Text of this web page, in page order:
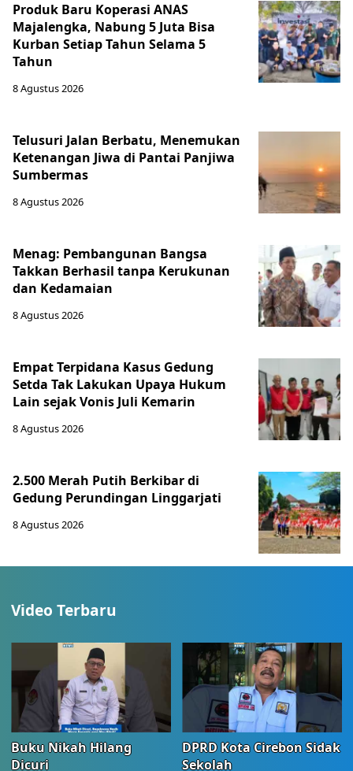
Produk Baru Koperasi ANAS
Majalengka, Nabung 5 Juta Bisa
Kurban Setiap Tahun Selama 5
Tahun
8 Agustus 2026
Telusuri Jalan Berbatu, Menemukan
Ketenangan Jiwa di Pantai Panjiwa
Sumbermas
8 Agustus 2026
Menag: Pembangunan Bangsa
Takkan Berhasil tanpa Kerukunan
dan Kedamaian
8 Agustus 2026
Empat Terpidana Kasus Gedung
Setda Tak Lakukan Upaya Hukum
Lain sejak Vonis Juli Kemarin
8 Agustus 2026
2.500 Merah Putih Berkibar di
Gedung Perundingan Linggarjati
8 Agustus 2026
Video Terbaru
Buku Nikah Hilang
Dicuri
DPRD Kota Cirebon Sidak
Sekolah